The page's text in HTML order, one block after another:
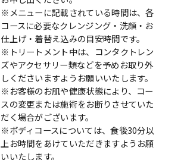
※メニューに記載されている時間は、各
コースに必要なクレンジング・洗顔・お
仕上げ・着替え込みの目安時間です。
※トリートメント中は、コンタクトレン
ズやアクセサリー類などを予めお取り外
しくださいますようお願いいたします。
※お客様のお肌や健康状態により、コー
スの変更または施術をお断りさせていた
だく場合がございます。
※ボディコースについては、食後30分以
上お時間をあけていただきますようお願
いいたします。